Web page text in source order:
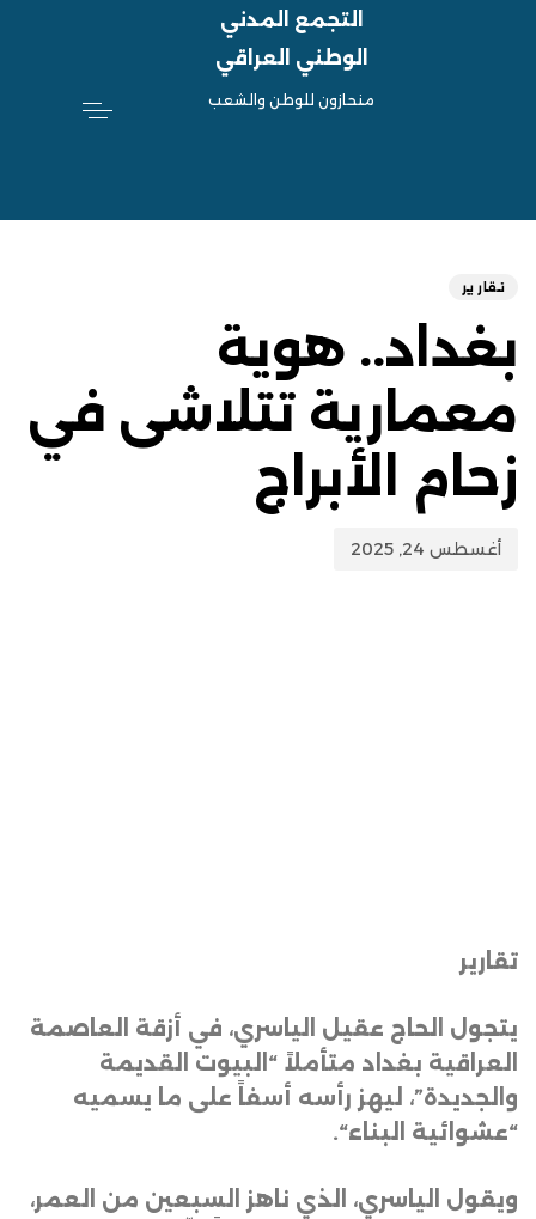
التجمع المدني
الوطني العراقي
منحازون للوطن والشعب
تقارير
بغداد.. هوية
معمارية تتلاشى في
زحام الأبراج
أغسطس 24, 2025
تقارير
يتجول الحاج عقيل الياسري، في أزقة العاصمة
العراقية بغداد متأملاً “البيوت القديمة
والجديدة”، ليهز رأسه أسفاً على ما يسميه
“عشوائية البناء“.
ويقول الياسري، الذي ناهز السبعين من العمر،